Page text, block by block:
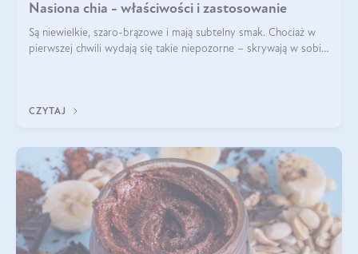
Nasiona chia - właściwości i zastosowanie
Są niewielkie, szaro-brązowe i mają subtelny smak. Chociaż w
pierwszej chwili wydają się takie niepozorne – skrywają w sobie
CZYTAJ